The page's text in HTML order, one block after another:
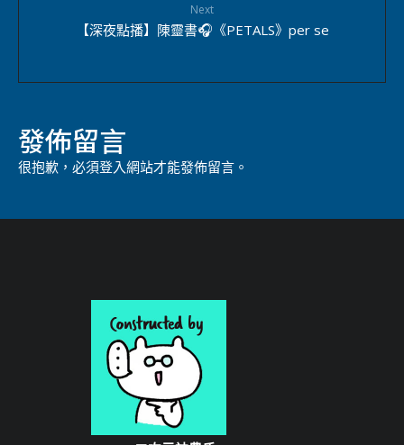
Next
【深夜點播】陳靈書🎧《PETALS》per se
發佈留言
很抱歉，必須登入網站才能發佈留言。